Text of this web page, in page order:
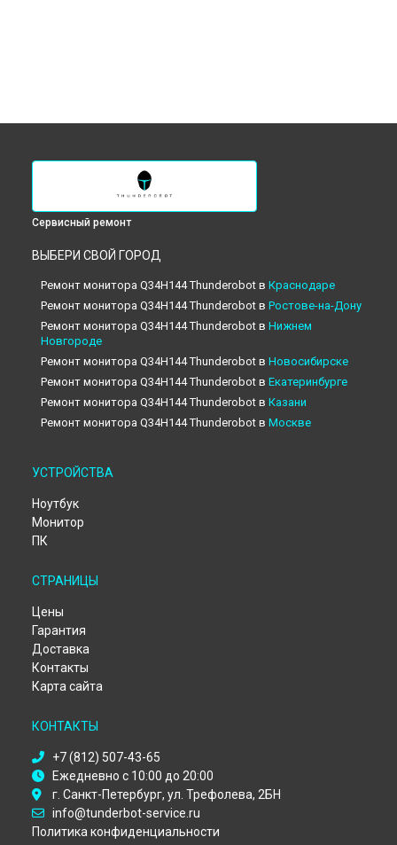
Сервисный ремонт
ВЫБЕРИ СВОЙ ГОРОД
Ремонт монитора Q34H144 Thunderobot в Краснодаре
Ремонт монитора Q34H144 Thunderobot в Ростове-на-Дону
Ремонт монитора Q34H144 Thunderobot в Нижнем
Новгороде
Ремонт монитора Q34H144 Thunderobot в Новосибирске
Ремонт монитора Q34H144 Thunderobot в Екатеринбурге
Ремонт монитора Q34H144 Thunderobot в Казани
Ремонт монитора Q34H144 Thunderobot в Москве
УСТРОЙСТВА
Ноутбук
Монитор
ПК
СТРАНИЦЫ
Цены
Гарантия
Доставка
Контакты
Карта сайта
КОНТАКТЫ
+7 (812) 507-43-65
Ежедневно с 10:00 до 20:00
г. Санкт-Петербург, ул. Трефолева, 2БН
info@tunderbot-service.ru
Политика конфиденциальности